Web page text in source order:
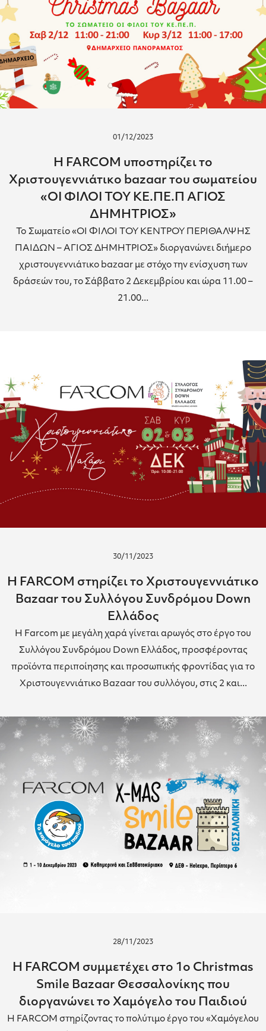
01/12/2023
Η FARCOM υποστηρίζει το
Χριστουγεννιάτικο bazaar του σωματείου
«ΟΙ ΦΙΛΟΙ ΤΟΥ ΚΕ.ΠΕ.Π ΑΓΙΟΣ
ΔΗΜΗΤΡΙΟΣ»
To Σωματείο «ΟΙ ΦΙΛΟΙ ΤΟΥ ΚΕΝΤΡΟΥ ΠΕΡΙΘΑΛΨΗΣ
ΠΑΙΔΩΝ – ΑΓΙΟΣ ΔΗΜΗΤΡΙΟΣ» διοργανώνει διήμερο
χριστουγεννιάτικο bazaar με στόχο την ενίσχυση των
δράσεών του, το Σάββατο 2 Δεκεμβρίου και ώρα 11.00 –
21.00...
30/11/2023
Η FARCOM στηρίζει το Χριστουγεννιάτικο
Bazaar του Συλλόγου Συνδρόμου Down
Ελλάδος
Η Farcom με μεγάλη χαρά γίνεται αρωγός στο έργο του
Συλλόγου Συνδρόμου Down Ελλάδος, προσφέροντας
προϊόντα περιποίησης και προσωπικής φροντίδας για το
Χριστουγεννιάτικο Bazaar του συλλόγου, στις 2 και...
28/11/2023
Η FARCOM συμμετέχει στο 1ο Christmas
Smile Bazaar Θεσσαλονίκης που
διοργανώνει το Χαμόγελο του Παιδιού
Η FARCOM στηρίζοντας το πολύτιμο έργο του «Χαμόγελου